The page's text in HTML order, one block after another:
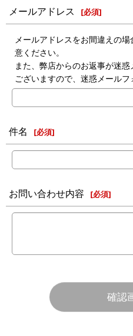
メールアドレス [必須]
メールアドレスをお間違えの
意ください。
また、弊店からのお返事が迷
ございますので、迷惑メールフ
件名 [必須]
お問い合わせ内容 [必須]
確認